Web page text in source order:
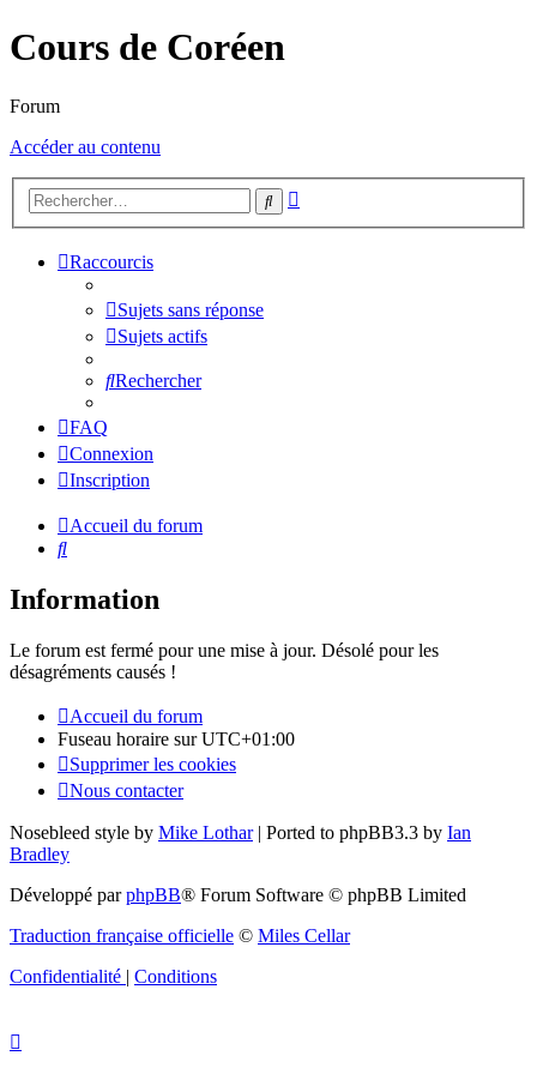
Cours de Coréen
Forum
Accéder au contenu
Rechercher
Raccourcis
Sujets sans réponse
Sujets actifs
Rechercher
FAQ
Connexion
Inscription
Accueil du forum
Rechercher
Information
Le forum est fermé pour une mise à jour. Désolé pour les
désagréments causés !
Accueil du forum
Fuseau horaire surUTC+01:00
Supprimer les cookies
Nous contacter
Nosebleed style by Mike Lothar| Ported to phpBB3.3 by Ian
Bradley
Développé parphpBB® Forum Software © phpBB Limited
Traduction française officielle © Miles Cellar
Confidentialité | Conditions